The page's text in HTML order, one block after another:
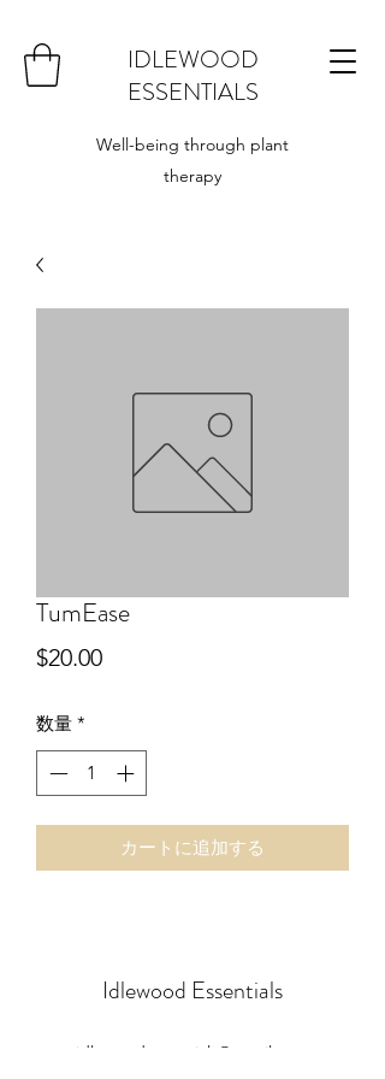
IDLEWOOD
ESSENTIALS
Well-being through plant
therapy
TumEase
$20.00価
数量 *
カートに追加する
Idlewood Essentials
idlewoodessentials@gmail.com